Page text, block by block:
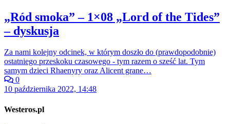
„Ród smoka” – 1×08 „Lord of the Tides”
– dyskusja
Za nami kolejny odcinek, w którym doszło do (prawdopodobnie)
ostatniego przeskoku czasowego - tym razem o sześć lat. Tym
samym dzieci Rhaenyry oraz Alicent grane…
0
10 października 2022, 14:48
Westeros.pl